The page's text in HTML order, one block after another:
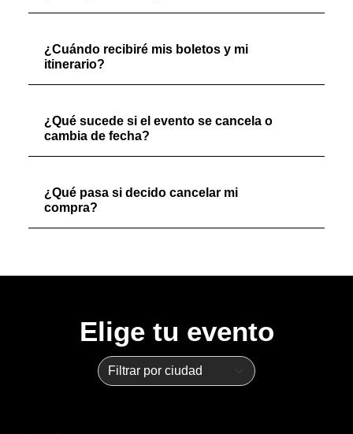
¿Cuándo recibiré mis boletos y mi
itinerario?
¿Qué sucede si el evento se cancela o
cambia de fecha?
¿Qué pasa si decido cancelar mi
compra?
Elige tu evento